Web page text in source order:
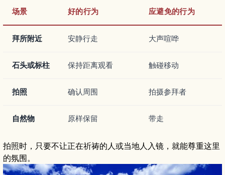
场景 好的行为 应避免的行为
拜所附近 安静行走 大声喧哗
石头或标柱 保持距离观看 触碰移动
拍照 确认周围 拍摄参拜者
自然物 原样保留 带走
拍照时，只要不让正在祈祷的人或当地人入镜，就能尊重这里
的氛围。